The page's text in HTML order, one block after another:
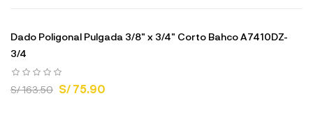
Dado Poligonal Pulgada 3/8" x 3/4" Corto Bahco A7410DZ-
3/4
S/ 163.50 S/ 75.90